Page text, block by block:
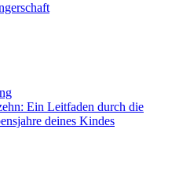
Ein Leitfaden durch die
deines Kindes